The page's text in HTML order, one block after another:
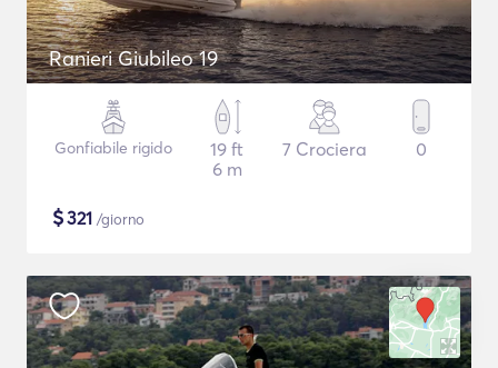
Ranieri Giubileo 19
Gonfiabile rigido
19 ft
6 m
7 Crociera 0
$321 /giorno